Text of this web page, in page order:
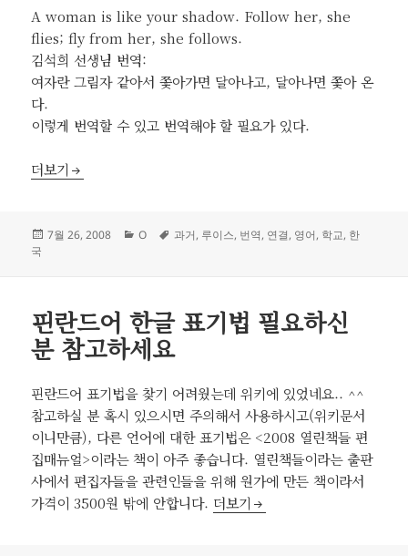
A woman is like your shadow. Follow her, she
flies; fly from her, she follows.
김석희 선생님 번역:
여자란 그림자 같아서 쫓아가면 달아나고, 달아나면 쫓아 온
다.
이렇게 번역할 수 있고 번역해야 할 필요가 있다.
영한 번역기법 총 정리
더보기
작
7월 26, 2008
카
O
태
과거, 루이스, 번역, 연결, 영어, 학교, 한
국
핀란드어 한글 표기법 필요하신
분 참고하세요
핀란드어 표기법을 찾기 어려웠는데 위키에 있었네요.. ^^
참고하실 분 혹시 있으시면 주의해서 사용하시고(위키문서
이니만큼), 다른 언어에 대한 표기법은 <2008 열린책들 편
집매뉴얼>이라는 책이 아주 좋습니다. 열린책들이라는 출판
사에서 편집자들을 관련인들을 위해 원가에 만든 책이라서
가격이 3500원 밖에 안합니다. 핀란드어 한글 표기법 필요하신
더보기